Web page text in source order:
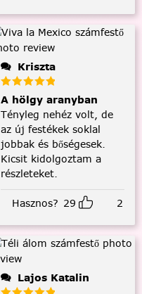
Kriszta
A hölgy aranyban
Tényleg nehéz volt, de
az új festékek soklal
jobbak és bőségesek.
Kicsit kidolgoztam a
részleteket.
Hasznos? 29 2
Lajos Katalin